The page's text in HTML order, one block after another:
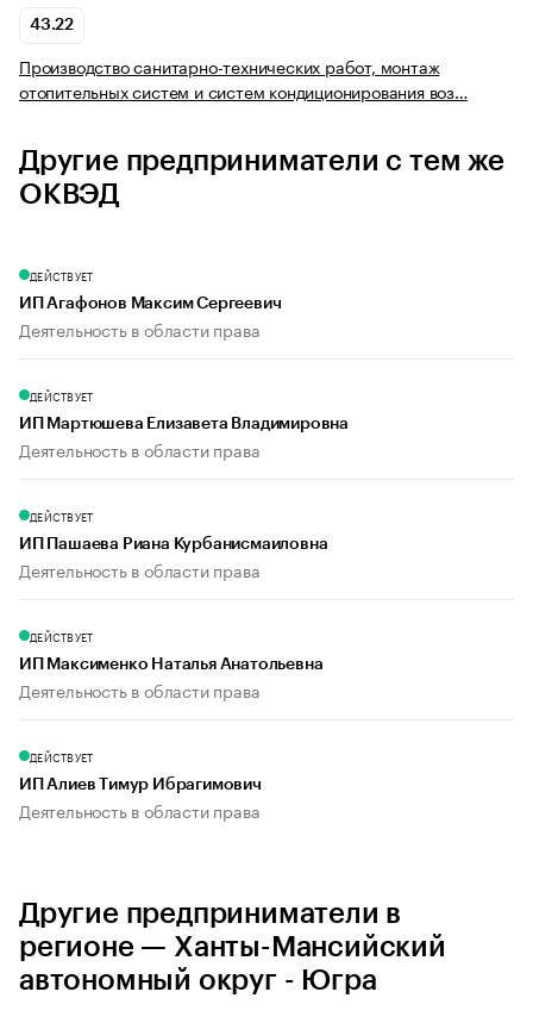
43.22
Производство санитарно-технических работ, монтаж
отопительных систем и систем кондиционирования воз…
Другие предприниматели с тем же
ОКВЭД
ДЕЙСТВУЕТ
ИП Агафонов Максим Сергеевич
Деятельность в области права
ДЕЙСТВУЕТ
ИП Мартюшева Елизавета Владимировна
Деятельность в области права
ДЕЙСТВУЕТ
ИП Пашаева Риана Курбанисмаиловна
Деятельность в области права
ДЕЙСТВУЕТ
ИП Максименко Наталья Анатольевна
Деятельность в области права
ДЕЙСТВУЕТ
ИП Алиев Тимур Ибрагимович
Деятельность в области права
Другие предприниматели в
регионе — Ханты-Мансийский
автономный округ - Югра